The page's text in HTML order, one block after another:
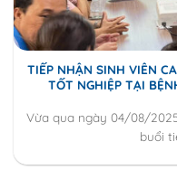
TIẾP NHẬN SINH VIÊN
TỐT NGHIỆP TẠI
Vừa qua ngày 04/08/
buổi